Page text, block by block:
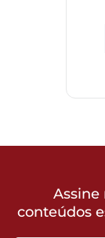
Assine
conteúdos